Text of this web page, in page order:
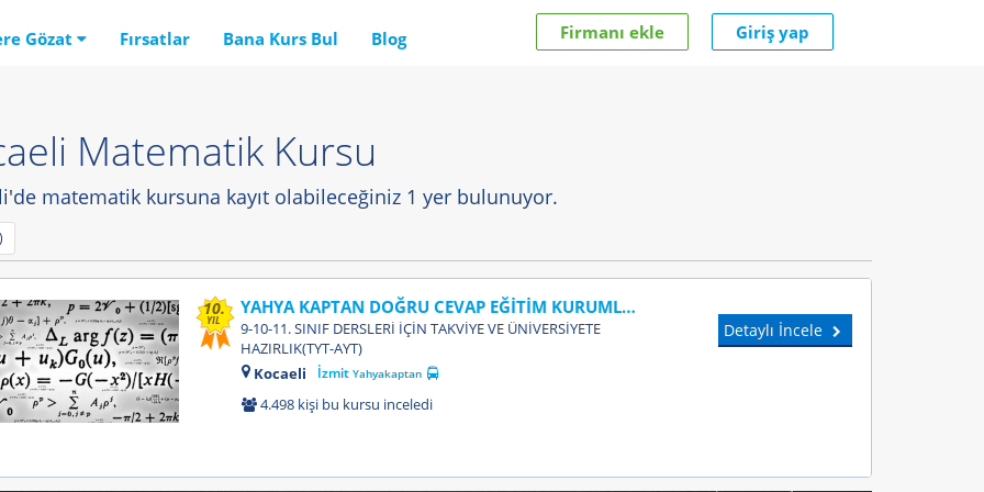
Gözat Fırsatlar Bana Kurs Bul Blog Giriş yap
Firmanı ekle
Matematik Kursu
matematik kursuna kayıt olabileceğiniz 1 yer bulunuyor.
10.
YIL
YAHYA KAPTAN DOĞRU CEVAP EĞİTİM KURUMLARI
9-10-11. SINIF DERSLERİ İÇİN TAKVİYE VE ÜNİVERSİYETE
HAZIRLIK(TYT-AYT)
Kocaeli
İzmit Yahyakaptan
4.498 kişi bu kursu inceledi
Detaylı İncele